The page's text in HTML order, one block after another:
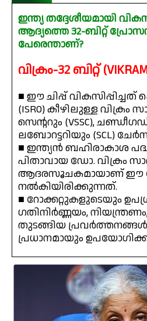
ഇന്ത്യ തദ്ദേശീയമായി
ആദ്യത്തെ 32-ബിറ്റ്
പേരെന്താണ്?
വിക്രം-32 ബിറ്റ്
■ ഈ ചിപ്പ്
(ISRO) കീഴിലുള്ള വിക്രം
സെന്ററും (VSSC),
ലബോറട്ടറിയും (SCL)
■ ഇന്ത്യൻ ബഹിരാകാശ
പിതാവായ ഡോ. വിക്രം
ആദരസൂചകമായാണ് ഈ
നൽകിയിരിക്കുന്നത്.
■ റോക്കറ്റുകളുടെയും
ഗതിനിർണ്ണയം,
തുടങ്ങിയ
പ്രധാനമായും